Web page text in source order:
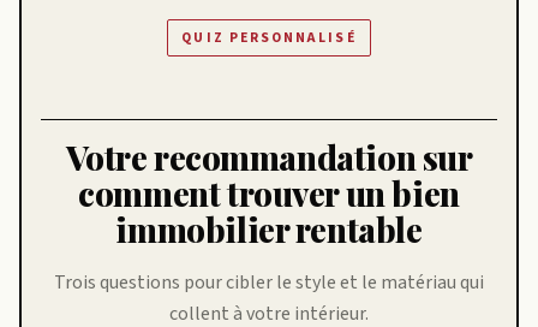
QUIZ PERSONNALISÉ
Votre recommandation sur
comment trouver un bien
immobilier rentable
Trois questions pour cibler le style et le matériau qui
collent à votre intérieur.